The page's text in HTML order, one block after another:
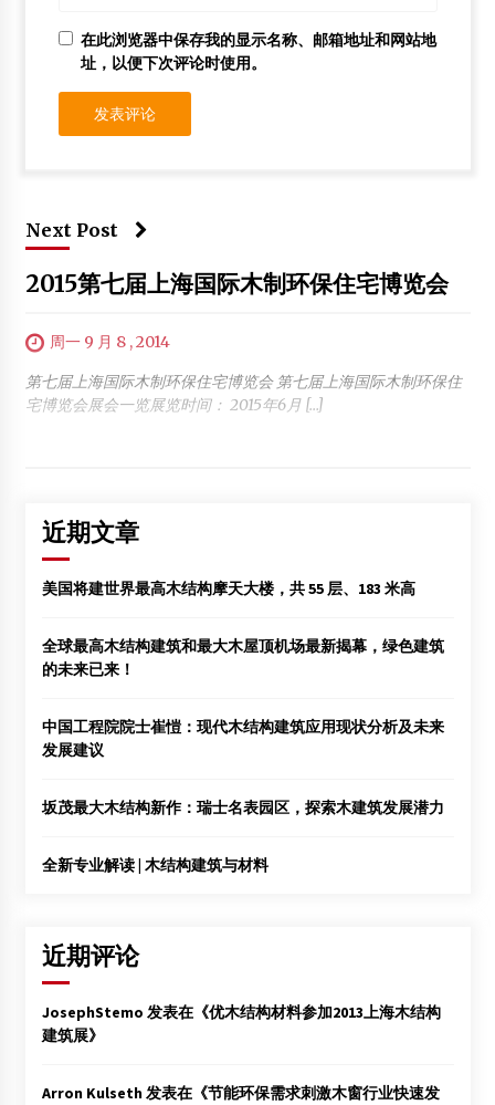
在此浏览器中保存我的显示名称、邮箱地址和网站地
址，以便下次评论时使用。
Next Post
2015第七届上海国际木制环保住宅博览会
周一 9 月 8 , 2014
第七届上海国际木制环保住宅博览会 第七届上海国际木制环保住
宅博览会展会一览展览时间： 2015年6月 […]
近期文章
美国将建世界最高木结构摩天大楼，共 55 层、183 米高
全球最高木结构建筑和最大木屋顶机场最新揭幕，绿色建筑
的未来已来！
中国工程院院士崔愷：现代木结构建筑应用现状分析及未来
发展建议
坂茂最大木结构新作：瑞士名表园区，探索木建筑发展潜力
全新专业解读 | 木结构建筑与材料
近期评论
JosephStemo 发表在《优木结构材料参加2013上海木结构
建筑展》
Arron Kulseth发表在《节能环保需求刺激木窗行业快速发